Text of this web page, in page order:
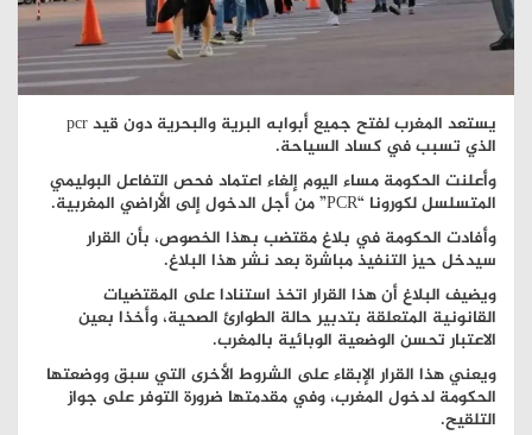
يستعد المغرب لفتح جميع أبوابه البرية والبحرية دون قيد pcr
الذي تسبب في كساد السياحة.
وأعلنت الحكومة مساء اليوم إلغاء اعتماد فحص التفاعل البوليمي
المتسلسل لكورونا “PCR” من أجل الدخول إلى الأراضي المغربية.
وأفادت الحكومة في بلاغ مقتضب بهذا الخصوص، بأن القرار
سيدخل حيز التنفيذ مباشرة بعد نشر هذا البلاغ.
ويضيف البلاغ أن هذا القرار اتخذ استنادا على المقتضيات
القانونية المتعلقة بتدبير حالة الطوارئ الصحية، وأخذا بعين
الاعتبار تحسن الوضعية الوبائية بالمغرب.
ويعني هذا القرار الإبقاء على الشروط الأخرى التي سبق ووضعتها
الحكومة لدخول المغرب، وفي مقدمتها ضرورة التوفر على جواز
التلقيح.